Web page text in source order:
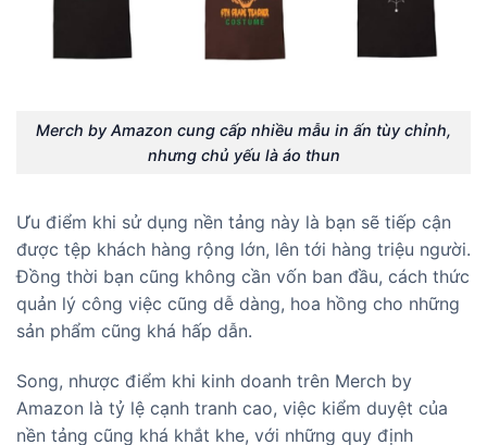
Merch by Amazon cung cấp nhiều mẫu in ấn tùy chỉnh,
nhưng chủ yếu là áo thun
Ưu điểm khi sử dụng nền tảng này là bạn sẽ tiếp cận
được tệp khách hàng rộng lớn, lên tới hàng triệu người.
Đồng thời bạn cũng không cần vốn ban đầu, cách thức
quản lý công việc cũng dễ dàng, hoa hồng cho những
sản phẩm cũng khá hấp dẫn.
Song, nhược điểm khi kinh doanh trên Merch by
Amazon là tỷ lệ cạnh tranh cao, việc kiểm duyệt của
nền tảng cũng khá khắt khe, với những quy định